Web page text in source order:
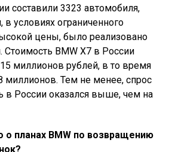
составили 3323 автомобиля,
в условиях ограниченного
цены, было реализовано
Стоимость BMW X7 в России
15 миллионов рублей, в то время
миллионов. Тем не менее, спрос
в России оказался выше, чем на
о планах BMW по возвращению